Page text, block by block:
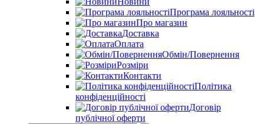
Програма лояльності
Про магазин
Доставка
Оплата
Обмін/Повернення
Розміри
Контакти
Політика
конфіденційності
Договір
публічної оферти